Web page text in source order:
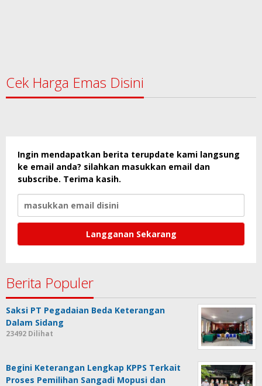
Cek Harga Emas Disini
Ingin mendapatkan berita terupdate kami langsung
ke email anda? silahkan masukkan email dan
subscribe. Terima kasih.
Berita Populer
Saksi PT Pegadaian Beda Keterangan
Dalam Sidang
23492 Dilihat
Begini Keterangan Lengkap KPPS Terkait
Proses Pemilihan Sangadi Mopusi dan